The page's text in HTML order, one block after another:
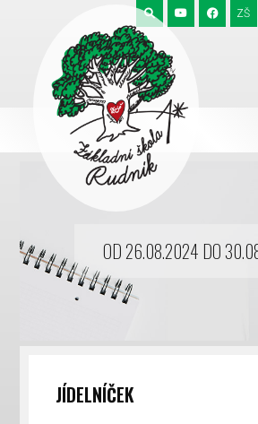
ZŠ
OD 26.08.2024 DO
JÍDELNÍČEK